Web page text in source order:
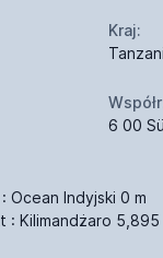
Kraj:
6 00
Ocean Indyjski 0 m
: Kilimandżaro 5,895